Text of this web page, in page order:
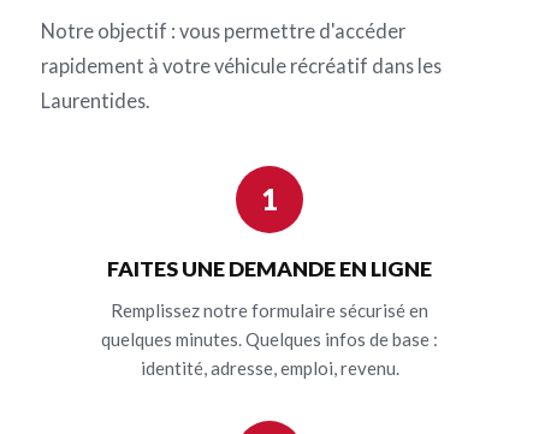
Notre objectif : vous permettre d'accéder
rapidement à votre véhicule récréatif dans les
Laurentides.
1
FAITES UNE DEMANDE EN LIGNE
Remplissez notre formulaire sécurisé en
quelques minutes. Quelques infos de base :
identité, adresse, emploi, revenu.